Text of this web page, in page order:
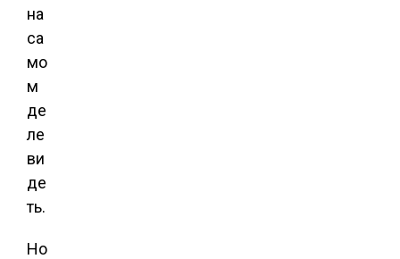
на
са
мо
м
де
ле
ви
де
ть.
Но